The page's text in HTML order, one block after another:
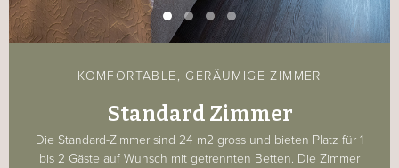
KOMFORTABLE, GERÄUMIGE ZIMMER
Standard Zimmer
Die Standard-Zimmer sind 24 m2 gross und bieten Platz für 1
bis 2 Gäste auf Wunsch mit getrennten Betten. Die Zimmer